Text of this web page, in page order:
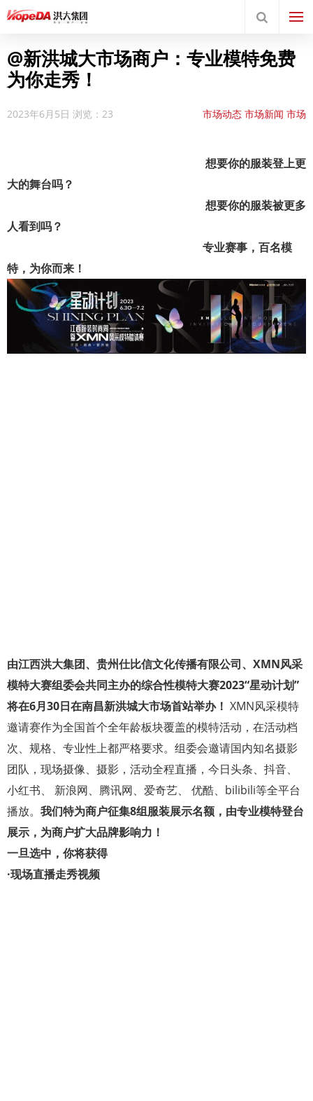
@新洪城大市场商户：专业模特免费
为你走秀！
2023年6月5日 浏览：23 市场动态 市场新闻 市场
想要你的服装登上更
大的舞台吗？
想要你的服装被更多
人看到吗？
专业赛事，百名模
特，为你而来！
由江西洪大集团、贵州仕比信文化传播有限公司、XMN风采
模特大赛组委会共同主办的综合性模特大赛2023“星动计划”
将在6月30日在南昌新洪城大市场首站举办！ XMN风采模特
邀请赛作为全国首个全年龄板块覆盖的模特活动，在活动档
次、规格、专业性上都严格要求。组委会邀请国内知名摄影
团队，现场摄像、摄影，活动全程直播，今日头条、抖音、
小红书、 新浪网、腾讯网、爱奇艺、 优酷、bilibili等全平台
播放。 我们特为商户征集8组服装展示名额，由专业模特登台
展示，为商户扩大品牌影响力！
一旦选中，你将获得
·现场直播走秀视频